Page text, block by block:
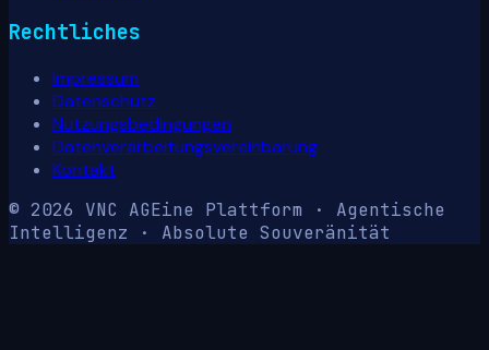
Rechtliches
Impressum
Datenschutz
Nutzungsbedingungen
Datenverarbeitungsvereinbarung
Kontakt
© 2026 VNC AGEine Plattform · Agentische
Intelligenz · Absolute Souveränität